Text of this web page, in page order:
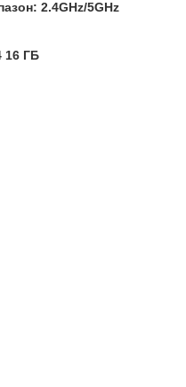
2.4GHz/5GHz
16 ГБ